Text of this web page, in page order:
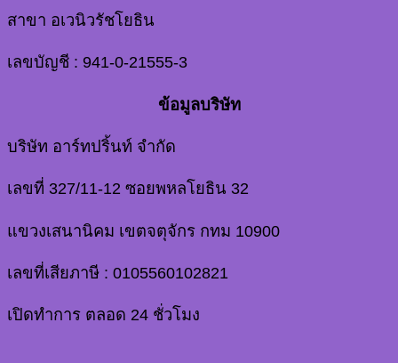
สาขา อเวนิวรัชโยธิน
เลขบัญชี : 941-0-21555-3
ข้อมูลบริษัท
บริษัท อาร์ทปริ้นท์ จำกัด
เลขที่ 327/11-12 ซอยพหลโยธิน 32
แขวงเสนานิคม เขตจตุจักร กทม 10900
เลขที่เสียภาษี : 0105560102821
เปิดทำการ ตลอด 24 ชั่วโมง